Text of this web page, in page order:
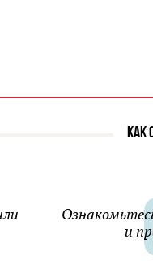
КАК
и